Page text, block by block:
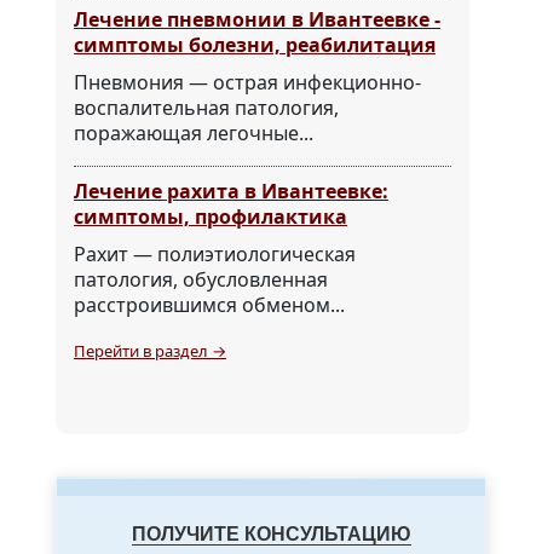
Лечение пневмонии в Ивантеевке -
симптомы болезни, реабилитация
Пневмония — острая инфекционно-
воспалительная патология,
поражающая легочные...
Лечение рахита в Ивантеевке:
симптомы, профилактика
Рахит — полиэтиологическая
патология, обусловленная
расстроившимся обменом...
Перейти в раздел →
ПОЛУЧИТЕ КОНСУЛЬТАЦИЮ